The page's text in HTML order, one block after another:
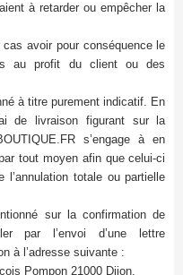
à retarder ou empêcher la
avoir pour conséquence le
au profit du client ou des
à titre purement indicatif. En
de livraison figurant sur la
s’engage à en
tout moyen afin que celui-ci
totale ou partielle
sur la confirmation de
par l’envoi d’une lettre
à l’adresse suivante :
Pompon 21000 Dijon.